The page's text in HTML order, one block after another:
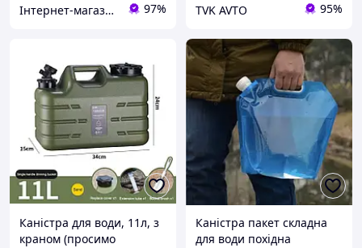
Інтернет-магазин "KrazAuto" 97% TVK AVTO 95%
Каністра для води, 11л, з
краном (просимо
Каністра пакет складна
для води похідна